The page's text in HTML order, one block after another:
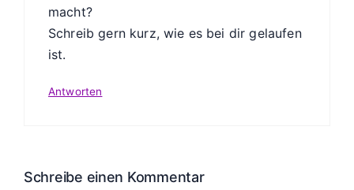
macht?
Schreib gern kurz, wie es bei dir gelaufen
ist.
Antworten
Schreibe einen Kommentar